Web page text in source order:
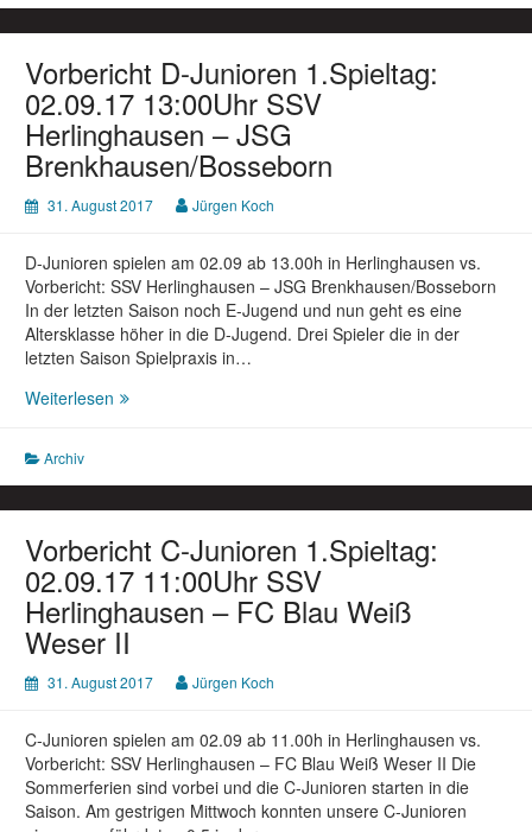
02.09.2017
16:00Uhr
JSG
Bellersen/Aa-
Nethetal/Bökendorf
–
JSG
Herlinghausen/Calenberg
Vorbericht D-Junioren 1.Spieltag:
02.09.17 13:00Uhr SSV
Herlinghausen – JSG
Brenkhausen/Bosseborn
31. August 2017 Jürgen Koch
D-Junioren spielen am 02.09 ab 13.00h in Herlinghausen vs.
Vorbericht: SSV Herlinghausen – JSG Brenkhausen/Bosseborn
In der letzten Saison noch E-Jugend und nun geht es eine
Altersklasse höher in die D-Jugend. Drei Spieler die in der
letzten Saison Spielpraxis in…
Weiterlesen Vorbericht
02.09.17
13:00Uhr
SSV
Herlinghausen
JSG
Brenkhausen/Bosseborn
Archiv
Vorbericht C-Junioren 1.Spieltag:
02.09.17 11:00Uhr SSV
Herlinghausen – FC Blau Weiß
Weser II
31. August 2017 Jürgen Koch
C-Junioren spielen am 02.09 ab 11.00h in Herlinghausen vs.
Vorbericht: SSV Herlinghausen – FC Blau Weiß Weser II Die
Sommerferien sind vorbei und die C-Junioren starten in die
Saison. Am gestrigen Mittwoch konnten unsere C-Junioren